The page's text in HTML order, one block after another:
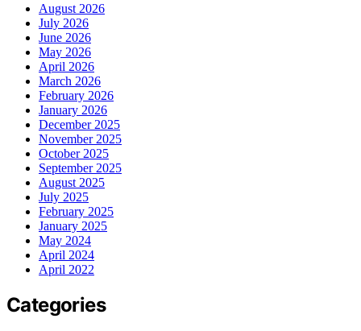
August 2026
July 2026
June 2026
May 2026
April 2026
March 2026
February 2026
January 2026
December 2025
November 2025
October 2025
September 2025
August 2025
July 2025
February 2025
January 2025
May 2024
April 2024
April 2022
Categories